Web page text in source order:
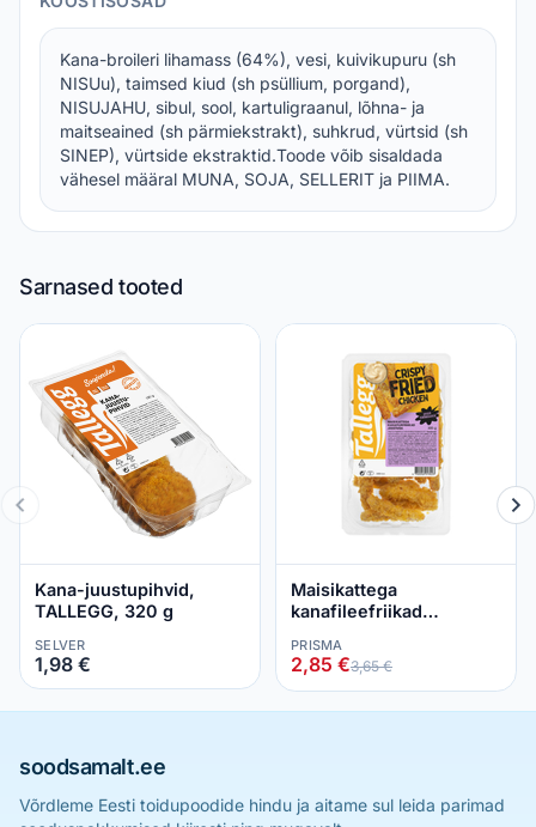
Kana-broileri lihamass (64%), vesi, kuivikupuru (sh
NISUu), taimsed kiud (sh psüllium, porgand),
NISUJAHU, sibul, sool, kartuligraanul, lõhna- ja
maitseained (sh pärmiekstrakt), suhkrud, vürtsid (sh
SINEP), vürtside ekstraktid.Toode võib sisaldada
vähesel määral MUNA, SOJA, SELLERIT ja PIIMA.
Sarnased tooted
Kana-juustupihvid,
TALLEGG, 320 g
SELVER
1,98 €
Maisikattega
kanafileefriikad
g
PRISMA
2,85 €3,65 €
soodsamalt.ee
Võrdleme Eesti toidupoodide hindu ja aitame sul leida parimad